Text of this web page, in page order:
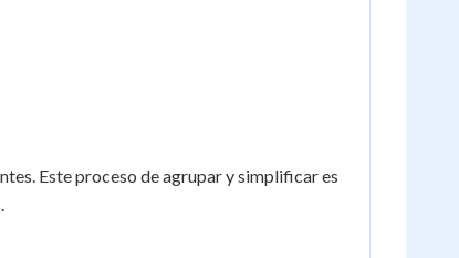
Este proceso de agrupar y simplificar es